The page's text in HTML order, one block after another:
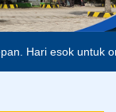
untuk orang-orang